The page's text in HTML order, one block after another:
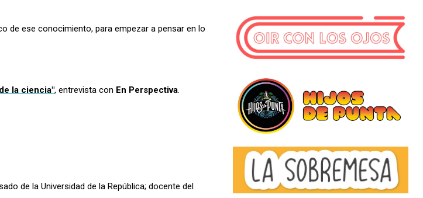
de ese conocimiento, para empezar a pensar en lo
la ciencia", entrevista con En Perspectiva.
de la Universidad de la República; docente del